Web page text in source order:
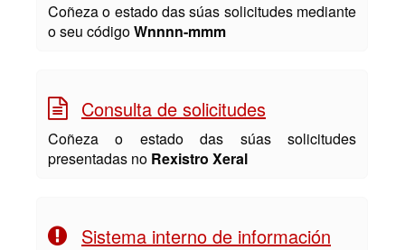
Coñeza o estado das súas solicitudes mediante
o seu códigoWnnnn-mmm
Consulta de solicitudes
Coñeza o estado das súas solicitudes
presentadas no Rexistro Xeral
Sistema interno de información